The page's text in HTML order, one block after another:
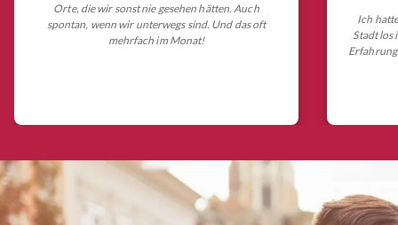
Orte, die wir sonst nie gesehen hätten. Auch
spontan, wenn wir unterwegs sind. Und das oft
mehrfach im Monat!
Ich
Stadt los